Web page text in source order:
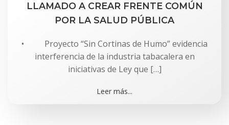
LLAMADO A CREAR FRENTE COMÚN
POR LA SALUD PÚBLICA
• Proyecto “Sin Cortinas de Humo” evidencia
interferencia de la industria tabacalera en
iniciativas de Ley que […]
Leer más...